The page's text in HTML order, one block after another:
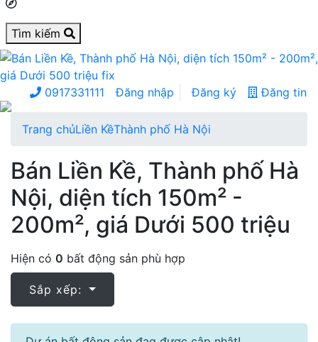
Tìm kiếm
0917331111 Đăng nhập Đăng ký Đăng tin
Trang chủLiền KềThành phố Hà Nội
Bán Liền Kề, Thành phố Hà
Nội, diện tích 150m² -
200m², giá Dưới 500 triệu
Hiện có 0 bất động sản phù hợp
Sắp xếp: